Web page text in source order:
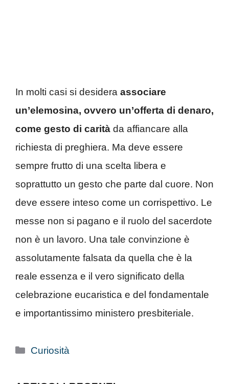
In molti casi si desidera associare
un’elemosina, ovvero un’offerta di denaro,
come gesto di carità da affiancare alla
richiesta di preghiera. Ma deve essere
sempre frutto di una scelta libera e
soprattutto un gesto che parte dal cuore. Non
deve essere inteso come un corrispettivo. Le
messe non si pagano e il ruolo del sacerdote
non è un lavoro. Una tale convinzione è
assolutamente falsata da quella che è la
reale essenza e il vero significato della
celebrazione eucaristica e del fondamentale
e importantissimo ministero presbiteriale.
Categorie
Curiosità